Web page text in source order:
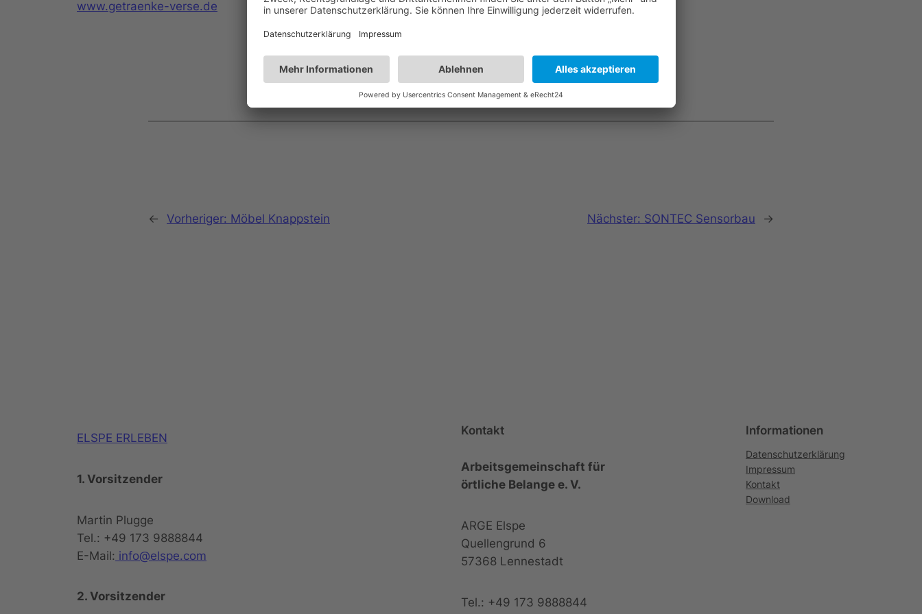
www.getraenke-verse.de
← Vorheriger: Möbel Knappstein Nächster: SONTEC Sensorbau →
ELSPE ERLEBEN
1. Vorsitzender
Martin Plugge
Tel.: +49 173 9888844
E-Mail: info@elspe.com
2. Vorsitzender
Kontakt
Arbeitsgemeinschaft für
örtliche Belange e. V.
ARGE Elspe
Quellengrund 6
57368 Lennestadt
Tel.: +49 173 9888844
Informationen
Datenschutzerklärung
Impressum
Kontakt
Download